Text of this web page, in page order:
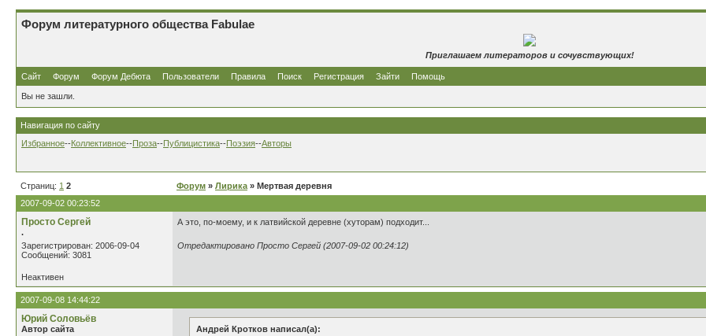
Форум литературного общества Fabulae
Приглашаем литераторов и сочувствующих!
Сайт Форум Форум Дебюта Пользователи Правила Поиск Регистрация Зайти Помощь
Вы не зашли.
Навигация по сайту
Избранное--Коллективное--Проза--Публицистика--Поэзия--Авторы
Страниц: 1 2 Форум » Лирика » Мертвая деревня
2007-09-02 00:23:52
Просто Сергей
.
Зарегистрирован: 2006-09-04
Сообщений: 3081
А это, по-моему, и к латвийской деревне (хуторам) подходит...
Отредактировано Просто Сергей (2007-09-02 00:24:12)
Неактивен
2007-09-08 14:44:22
Юрий Соловьёв
Автор сайта
Андрей Кротков написал(а):